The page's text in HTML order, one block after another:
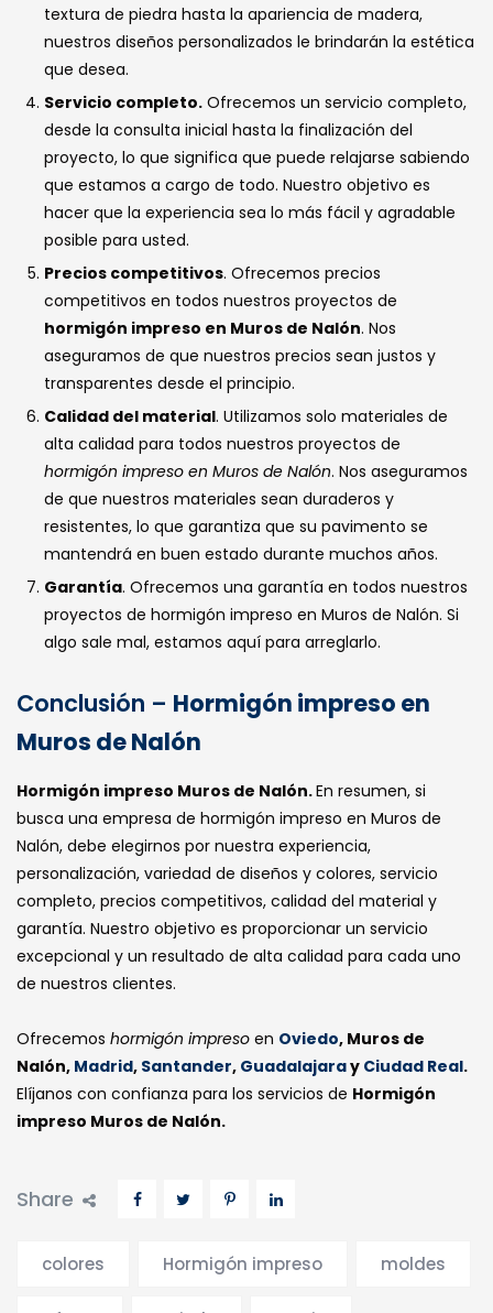
textura de piedra hasta la apariencia de madera,
nuestros diseños personalizados le brindarán la estética
que desea.
Servicio completo. Ofrecemos un servicio completo,
desde la consulta inicial hasta la finalización del
proyecto, lo que significa que puede relajarse sabiendo
que estamos a cargo de todo. Nuestro objetivo es
hacer que la experiencia sea lo más fácil y agradable
posible para usted.
Precios competitivos. Ofrecemos precios
competitivos en todos nuestros proyectos de
hormigón impreso en Muros de Nalón. Nos
aseguramos de que nuestros precios sean justos y
transparentes desde el principio.
Calidad del material. Utilizamos solo materiales de
alta calidad para todos nuestros proyectos de
hormigón impreso en Muros de Nalón. Nos aseguramos
de que nuestros materiales sean duraderos y
resistentes, lo que garantiza que su pavimento se
mantendrá en buen estado durante muchos años.
Garantía. Ofrecemos una garantía en todos nuestros
proyectos de hormigón impreso en Muros de Nalón. Si
algo sale mal, estamos aquí para arreglarlo.
Conclusión – Hormigón impreso en
Muros de Nalón
Hormigón impreso Muros de Nalón.En resumen, si
busca una empresa de hormigón impreso en Muros de
Nalón, debe elegirnos por nuestra experiencia,
personalización, variedad de diseños y colores, servicio
completo, precios competitivos, calidad del material y
garantía. Nuestro objetivo es proporcionar un servicio
excepcional y un resultado de alta calidad para cada uno
de nuestros clientes.
Ofrecemos hormigón impreso en Oviedo, Muros de
Nalón, Madrid, Santander, Guadalajaray Ciudad Real.
Elíjanos con confianza para los servicios de Hormigón
impreso Muros de Nalón.
Share
colores Hormigón impreso moldes